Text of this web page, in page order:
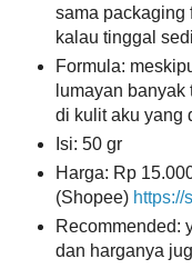
sama packaging
kalau tinggal
Formula:
lumayan
di kulit aku yang
Isi: 50 gr
Harga: Rp
(Shopee) https://
Recommended:
dan harganya